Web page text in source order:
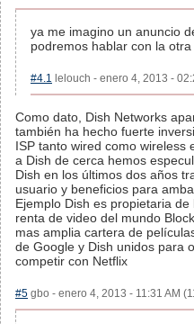
ya me imagino un anuncio
podremos hablar con la
#4.1 lelouch - enero 4, 2013 -
Como dato, Dish Networks
también ha hecho fuerte
ISP tanto wired como wireless
a Dish de cerca hemos
Dish en los últimos dos años
usuario y beneficios para
Ejemplo Dish es propietaria
renta de video del mundo
mas amplia cartera de
de Google y Dish unidos para
competir con Netflix
#5 gbo - enero 4, 2013 - 11:31 AM